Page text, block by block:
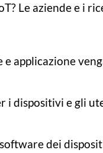
Le aziende e i
applicazione
dispositivi e gli
dei